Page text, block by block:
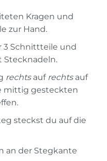
Kragen und
zur Hand.
3 Schnittteile und
Stecknadeln.
rechtsauf rechtsauf
mittig gesteckten
steckst du auf die
an der Stegkante